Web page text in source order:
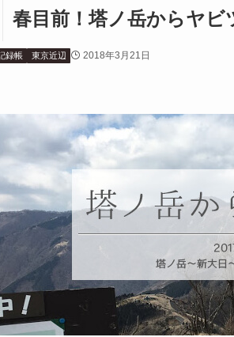
春目前！塔ノ岳からヤビ
録帳 東京近辺 2018年3月21日